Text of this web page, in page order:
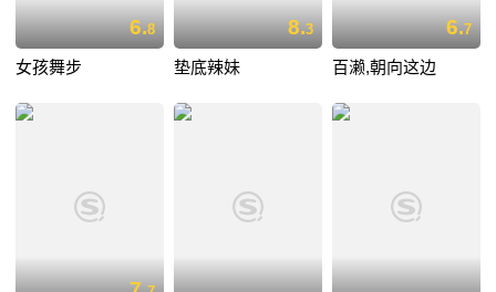
6.8
女孩舞步
8.3
垫底辣妹
6.7
百濑,朝向这边